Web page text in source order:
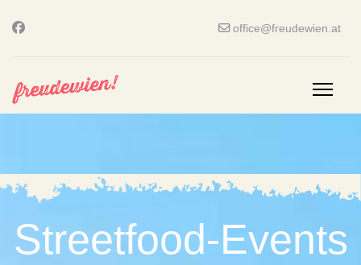
office@freudewien.at
Streetfood-Events